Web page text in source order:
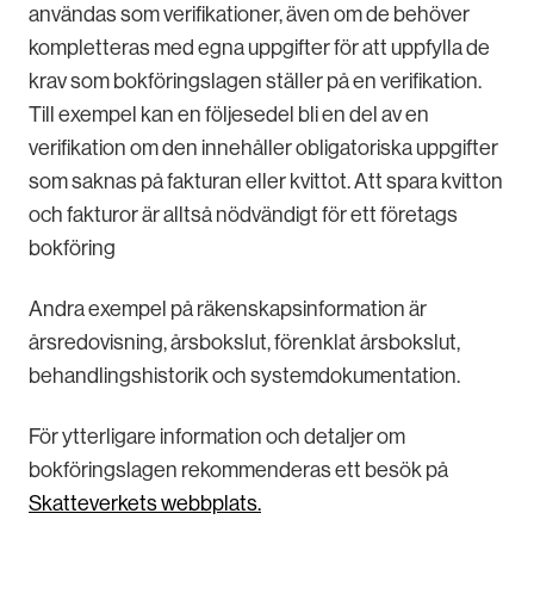
användas som verifikationer, även om de behöver
kompletteras med egna uppgifter för att uppfylla de
krav som bokföringslagen ställer på en verifikation.
Till exempel kan en följesedel bli en del av en
verifikation om den innehåller obligatoriska uppgifter
som saknas på fakturan eller kvittot. Att spara kvitton
och fakturor är alltså nödvändigt för ett företags
bokföring
Andra exempel på räkenskapsinformation är
årsredovisning, årsbokslut, förenklat årsbokslut,
behandlingshistorik och systemdokumentation.
För ytterligare information och detaljer om
bokföringslagen rekommenderas ett besök på
Skatteverkets webbplats.